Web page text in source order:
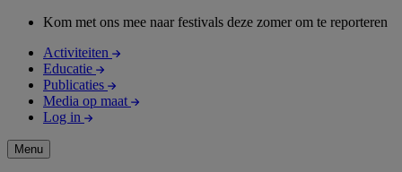
Kom met ons mee naar festivals deze zomer om te reporteren
Activiteiten
Educatie
Publicaties
Media op maat
Log in
Menu